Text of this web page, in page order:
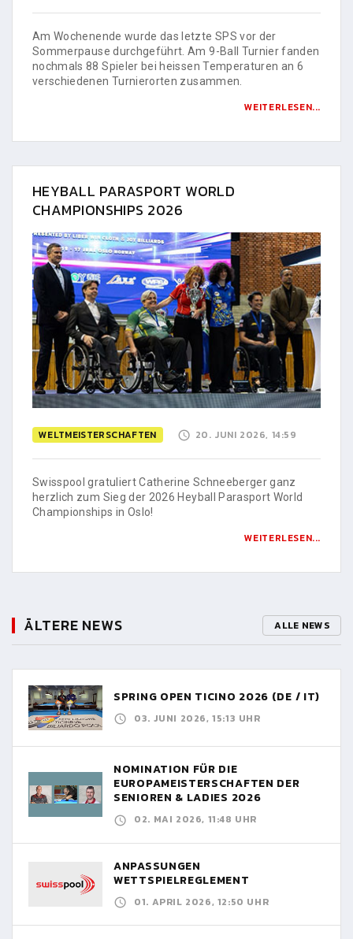
Am Wochenende wurde das letzte SPS vor der
Sommerpause durchgeführt. Am 9-Ball Turnier fanden
nochmals 88 Spieler bei heissen Temperaturen an 6
verschiedenen Turnierorten zusammen.
WEITERLESEN...
HEYBALL PARASPORT WORLD
CHAMPIONSHIPS 2026
WELTMEISTERSCHAFTEN 20. JUNI 2026, 14:59
Swisspool gratuliert Catherine Schneeberger ganz
herzlich zum Sieg der 2026 Heyball Parasport World
Championships in Oslo!
WEITERLESEN...
ÄLTERE NEWS ALLE NEWS
SPRING OPEN TICINO 2026 (DE / IT)
03. JUNI 2026, 15:13 UHR
NOMINATION FÜR DIE
EUROPAMEISTERSCHAFTEN DER
SENIOREN & LADIES 2026
02. MAI 2026, 11:48 UHR
ANPASSUNGEN
WETTSPIELREGLEMENT
01. APRIL 2026, 12:50 UHR